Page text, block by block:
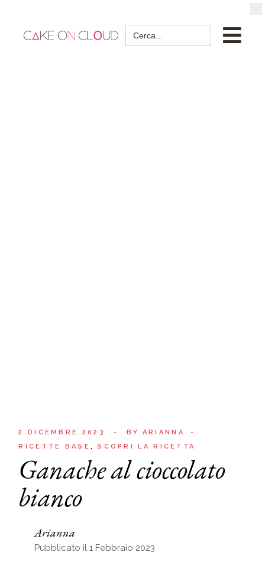
Search
for:
2 DICEMBRE 2023 BY
ARIANNA
RICETTE BASE
SCOPRI LA RICETTA
Ganache al cioccolato
bianco
Arianna
Pubblicato il 1 Febbraio 2023